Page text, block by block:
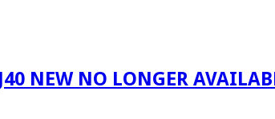
NEW NO LONGER